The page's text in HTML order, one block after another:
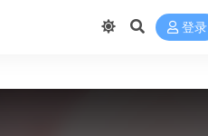
登录